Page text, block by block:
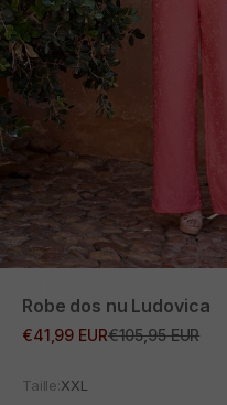
Robe dos nu Ludovica
Prix promotionnel
€41,99 EURPrix normal
€105,95 EUR
Taille:XXL